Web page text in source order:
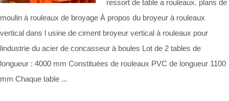
ressort de table a rouleaux. plans de
moulin à rouleaux de broyage À propos du broyeur à rouleaux
vertical dans l usine de ciment broyeur vertical à rouleaux pour
lindustrie du acier de concasseur à boules Lot de 2 tables de
longueur : 4000 mm Constituées de rouleaux PVC de longueur 1100
mm Chaque table ...